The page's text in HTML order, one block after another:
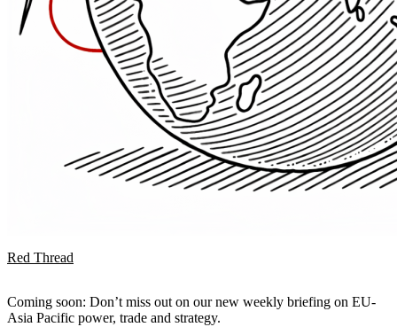
Red Thread
Coming soon: Don’t miss out on our new weekly briefing on EU-
Asia Pacific power, trade and strategy.